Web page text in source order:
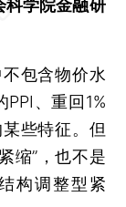
科学院金融研
包含物价水
、重回1%
些特征。但
缩”，也不是
构调整型紧